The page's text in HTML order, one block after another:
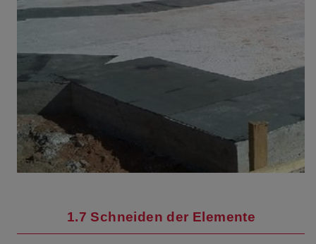
1.7 Schneiden der Elemente